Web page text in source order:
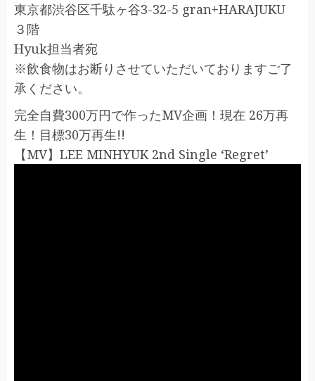
東京都渋谷区千駄ヶ谷3-32-5 gran+HARAJUKU
３階
Hyuk担当者宛
※飲食物はお断りさせていただいておりますご了
承ください。
完全自費300万円で作ったMV企画！現在 26万再
生！目標30万再生!!
【MV】LEE MINHYUK 2nd Single ‘Regret’